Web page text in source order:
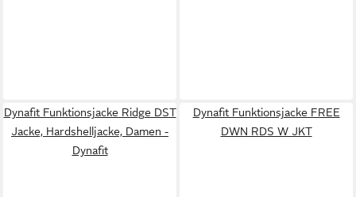
Dynafit Funktionsjacke Ridge DST
Jacke, Hardshelljacke, Damen -
Dynafit
Dynafit Funktionsjacke FREE
DWN RDS W JKT